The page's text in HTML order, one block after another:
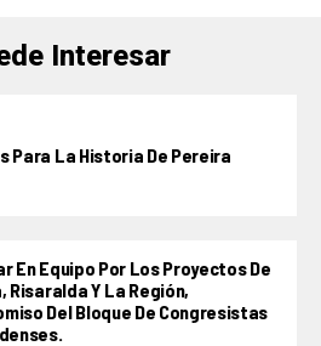
Interesar
Para La Historia De Pereira
En Equipo Por Los Proyectos De
Risaralda Y La Región,
Del Bloque De Congresistas